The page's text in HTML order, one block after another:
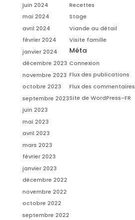
juin 2024
mai 2024
avril 2024
février 2024
janvier 2024
décembre 2023
novembre 2023
octobre 2023
septembre 2023
juin 2023
mai 2023
avril 2023
mars 2023
février 2023
janvier 2023
décembre 2022
novembre 2022
octobre 2022
septembre 2022
Recettes
Stage
Viande au détail
Visite famille
Méta
Connexion
Flux des publications
Flux des commentaires
Site de WordPress-FR